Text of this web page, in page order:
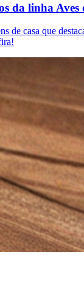
da linha Aves
de casa que